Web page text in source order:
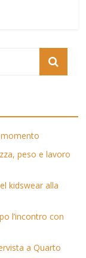
peso e lavoro
kidswear alla
l’incontro con
a Quarto